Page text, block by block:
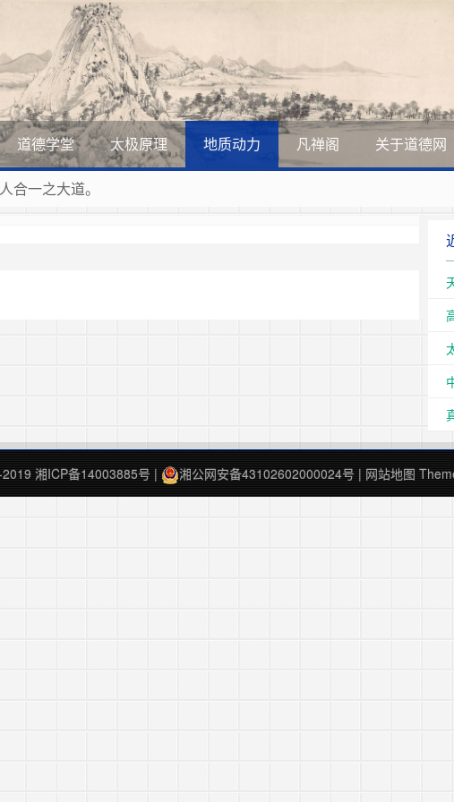
道德学堂 太极原理 地质动力 凡禅阁 关于道德网
合一之大道。
德的生活，让13亿人的每一分子都成为传播中华美德、中华文化的主
匠心斫琴弦自鸣。
湘ICP备14003885号 | 湘公网安备43102602000024号 | 网站地图